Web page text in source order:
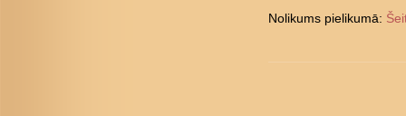
Nolikums pielikumā: